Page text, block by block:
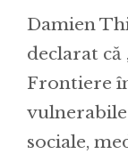
Damien
declarat
Frontiere
sociale,